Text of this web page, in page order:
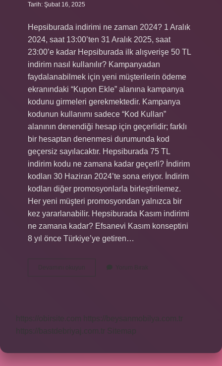
Tarih: Şubat 16, 2025
Hepsiburada indirimi ne zaman 2024? 1 Aralık
2024, saat 13:00’ten 31 Aralık 2025, saat
23:00’e kadar Hepsiburada ilk alışverişe 50 TL
indirim nasıl kullanılır? Kampanyadan
faydalanabilmek için yeni müşterilerin ödeme
ekranındaki “Kupon Ekle” alanına kampanya
kodunu girmeleri gerekmektedir. Kampanya
kodunun kullanımı sadece “Kod Kullan”
alanının denendiği hesap için geçerlidir; farklı
bir hesaptan denenmesi durumunda kod
geçersiz sayılacaktır. Hepsiburada 75 TL
indirim kodu ne zamana kadar geçerli? İndirim
kodları 30 Haziran 2024’te sona eriyor. İndirim
kodları diğer promosyonlarla birleştirilemez.
Her yeni müşteri promosyondan yalnızca bir
kez yararlanabilir. Hepsiburada Kasım indirimi
ne zamana kadar? Efsanevi Kasım konseptini
8 yıl önce Türkiye’ye getiren…
Devamını okuyun
Hepsiburada
50
Kadar
Yorum Bırak
https://obirsite.com
https://beysanmobilya.com.tr
https://bastdebriyaj.com.tr
Sitemap